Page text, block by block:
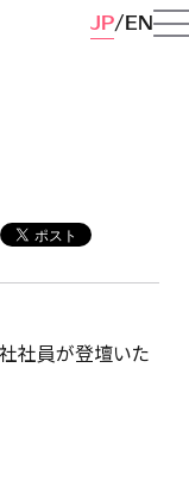
JP EN
社社員が登壇いた